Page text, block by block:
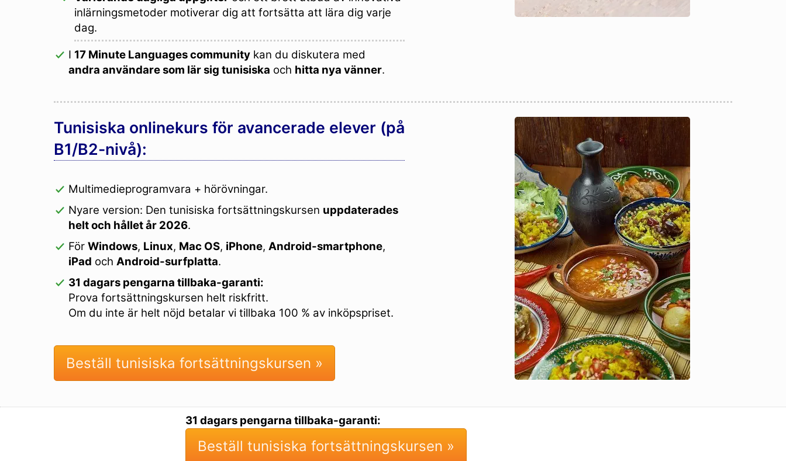
inlärningsmetoder motiverar dig att fortsätta att lära dig varje
dag.
I 17 Minute Languages community kan du diskutera med
andra användare som lär sig tunisiska och hitta nya vänner.
Tunisiska onlinekurs för avancerade elever (på
B1/B2-nivå):
Multimedieprogramvara + hörövningar.
Nyare version: Den tunisiska fortsättningskursen uppdaterades
helt och hållet år 2026.
För Windows, Linux, Mac OS, iPhone, Android-smartphone,
iPad och Android-surfplatta.
31 dagars pengarna tillbaka-garanti:
Prova fortsättningskursen helt riskfritt.
Om du inte är helt nöjd betalar vi tillbaka 100 % av inköpspriset.
Beställ tunisiska fortsättningskursen »
31 dagars pengarna tillbaka-garanti:
Beställ tunisiska fortsättningskursen »